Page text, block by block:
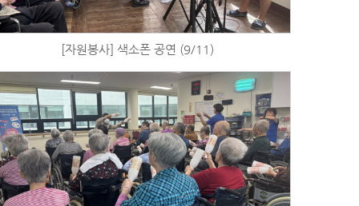
[자원봉사] 색소폰 공연 (9/11)